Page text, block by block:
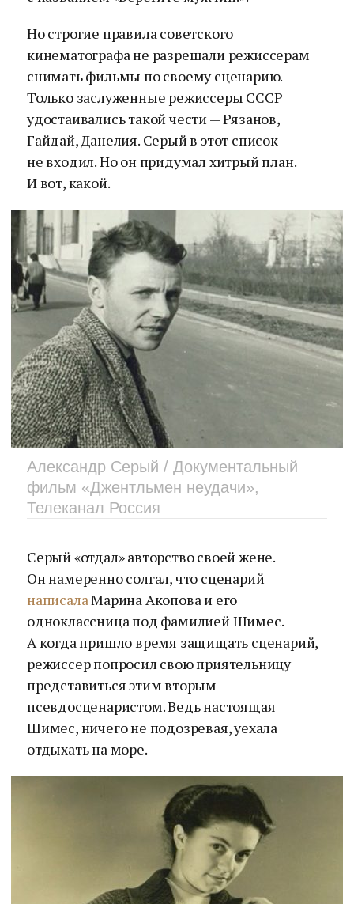
Но строгие правила советского
кинематографа не разрешали режиссерам
снимать фильмы по своему сценарию.
Только заслуженные режиссеры СССР
удостаивались такой чести — Рязанов,
Гайдай, Данелия. Серый в этот список
не входил. Но он придумал хитрый план.
И вот, какой.
Александр Серый / Документальный
фильм «Джентльмен неудачи»,
Телеканал Россия
Серый «отдал» авторство своей жене.
Он намеренно солгал, что сценарий
написалаМарина Акопова и его
одноклассница под фамилией Шимес.
А когда пришло время защищать сценарий,
режиссер попросил свою приятельницу
представиться этим вторым
псевдосценаристом. Ведь настоящая
Шимес, ничего не подозревая, уехала
отдыхать на море.